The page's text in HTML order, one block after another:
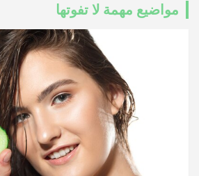
مواضيع مهمة لا تفوتها